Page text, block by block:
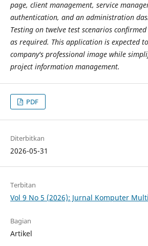
page, client management, service
authentication, and an administration
Testing on twelve test scenarios
as required. This application is expected
company's professional image while
project information management.
PDF
Diterbitkan
2026-05-31
Terbitan
Vol 9 No 5 (2026): Jurnal Komputer
Bagian
Artikel